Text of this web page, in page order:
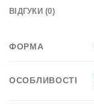
ВІДГУКИ (0)
ФОРМА
ОСОБЛИВОСТІ